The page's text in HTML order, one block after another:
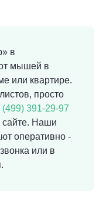
в
от мышей в
или квартире.
просто
(499) 391-29-97
сайте. Наши
оперативно -
или в